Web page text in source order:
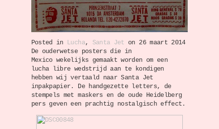
Posted in Lucha, Santa Jet on 26 maart 2014
De ouderwetse posters die in
Mexico wekelijks gemaakt worden om een
lucha libre wedstrijd aan te kondigen
hebben wij vertaald naar Santa Jet
inpakpapier. De handgezette letters, de
stempels met maskers en de oude Heidelberg
pers geven een prachtig nostalgisch effect.